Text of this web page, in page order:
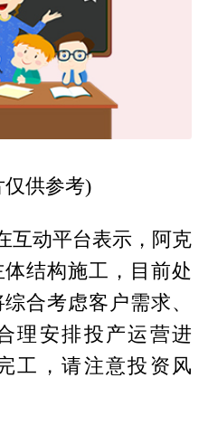
仅供参考)
互动平台表示，阿克
结构施工，目前处
合考虑客户需求、
理安排投产运营进
工，请注意投资风